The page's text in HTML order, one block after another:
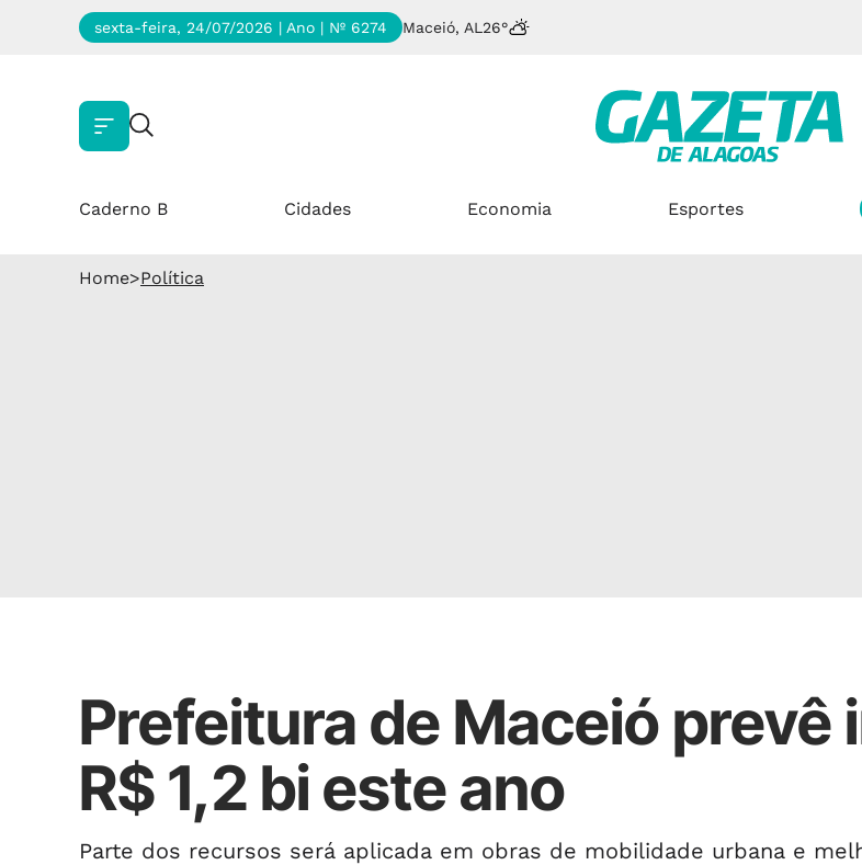
sexta-feira, 24/07/2026 | Ano | Nº 6274 Maceió, AL 26°
Caderno B Cidades Economia Esportes
Home>Política
Prefeitura de Maceió prevê
R$ 1,2 bi este ano
Parte dos recursos será aplicada em obras de mobilidade urbana e